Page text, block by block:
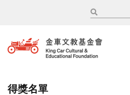
得獎名單